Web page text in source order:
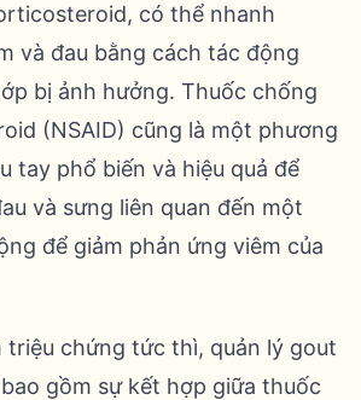
có thể nhanh
và đau bằng cách tác động
bị ảnh hưởng. Thuốc chống
(NSAID) cũng là một phương
tay phổ biến và hiệu quả để
và sưng liên quan đến một
để giảm phản ứng viêm của
triệu chứng tức thì, quản lý gout
gồm sự kết hợp giữa thuốc